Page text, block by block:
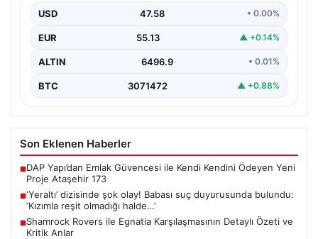
USD 47.58 • 0.00%
EUR 55.13 ▲ +0.14%
ALTIN 6496.9 • 0.01%
BTC 3071472 ▲ +0.88%
Son Eklenen Haberler
■DAP Yapı’dan Emlak Güvencesi ile Kendi Kendini Ödeyen Yeni
Proje Ataşehir 173
■‘Yeraltı’ dizisinde şok olay! Babası suç duyurusunda bulundu:
‘Kızımla reşit olmadığı halde…’
■Shamrock Rovers ile Egnatia Karşılaşmasının Detaylı Özeti ve
Kritik Anlar